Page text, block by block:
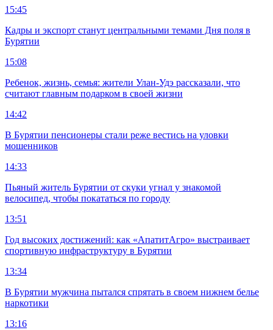
15:45
Кадры и экспорт станут центральными темами Дня поля в
Бурятии
15:08
Ребенок, жизнь, семья: жители Улан-Удэ рассказали, что
считают главным подарком в своей жизни
14:42
В Бурятии пенсионеры стали реже вестись на уловки
мошенников
14:33
Пьяный житель Бурятии от скуки угнал у знакомой
велосипед, чтобы покататься по городу
13:51
Год высоких достижений: как «АпатитАгро» выстраивает
спортивную инфраструктуру в Бурятии
13:34
В Бурятии мужчина пытался спрятать в своем нижнем белье
наркотики
13:16